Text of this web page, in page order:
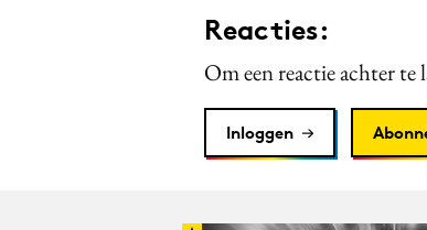
Reacties:
Om een reactie achter te
Inloggen